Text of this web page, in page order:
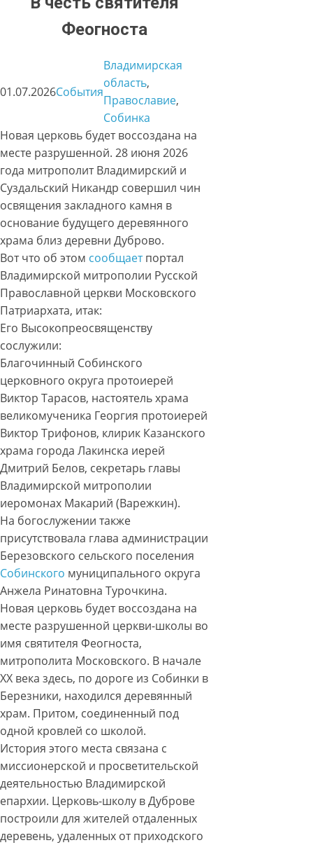
Феогноста
01.07.2026События
Владимирская
область
Православие
Собинка
Новая церковь будет воссоздана на
месте разрушенной. 28 июня 2026
года митрополит Владимирский и
Суздальский Никандр совершил чин
освящения закладного камня в
основание будущего деревянного
храма близ деревни Дуброво.
Вот что об этом сообщаетпортал
Владимирской митрополии Русской
Православной церкви Московского
Патриархата, итак:
Его Высокопреосвященству
сослужили:
Благочинный Собинского
церковного округа протоиерей
Виктор Тарасов, настоятель храма
великомученика Георгия протоиерей
Виктор Трифонов, клирик Казанского
храма города Лакинска иерей
Дмитрий Белов, секретарь главы
Владимирской митрополии
иеромонах Макарий (Варежкин).
На богослужении также
присутствовала глава администрации
Березовского сельского поселения
Собинского муниципального округа
Анжела Ринатовна Турочкина.
Новая церковь будет воссоздана на
месте разрушенной церкви-школы во
имя святителя Феогноста,
митрополита Московского. В начале
XX века здесь, по дороге из Собинки в
Березники, находился деревянный
храм. Притом, соединенный под
одной кровлей со школой.
История этого места связана с
миссионерской и просветительской
деятельностью Владимирской
епархии. Церковь-школу в Дуброве
построили для жителей отдаленных
деревень, удаленных от приходского